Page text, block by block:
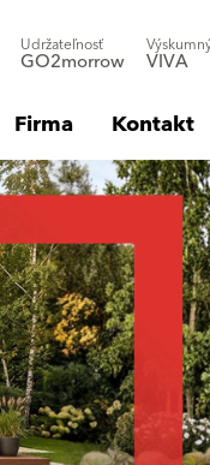
Udržateľnosť
GO2morrow VIVA
Firma Kontakt